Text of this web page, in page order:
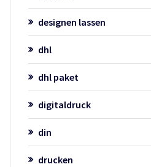
designen lassen
dhl
dhl paket
digitaldruck
din
drucken